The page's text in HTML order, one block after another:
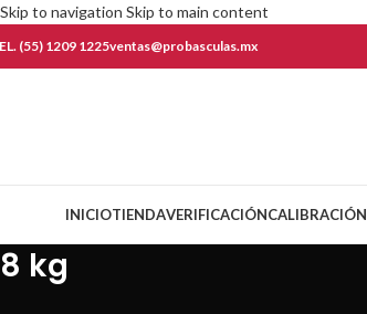
Skip to navigation Skip to main content
(55) 1209 1225ventas@probasculas.mx
INICIOTIENDAVERIFICACIÓNCALIBRACIÓN
8 kg